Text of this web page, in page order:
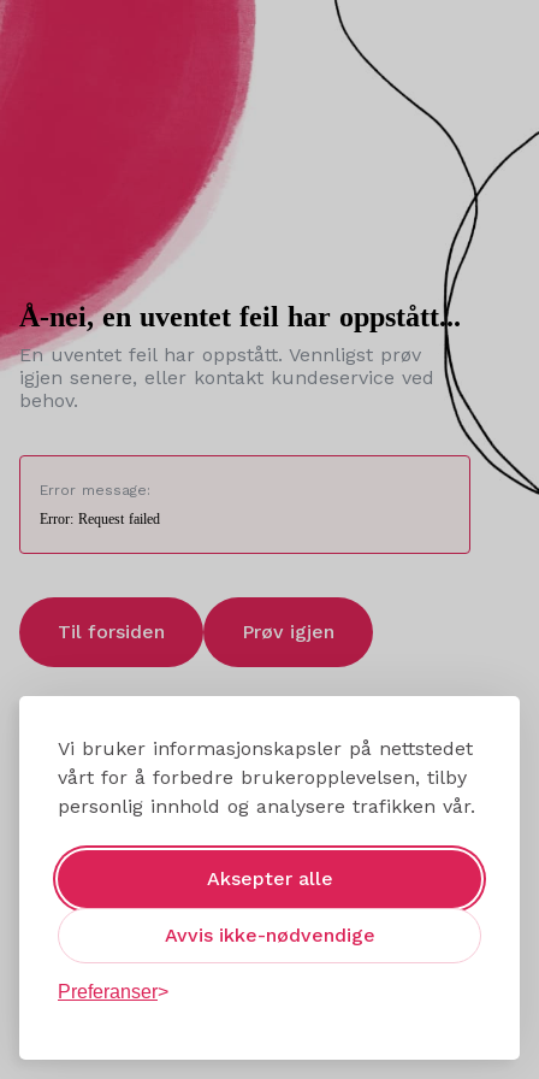
Vi bruker informasjonskapsler på nettstedet
vårt for å forbedre brukeropplevelsen, tilby
personlig innhold og analysere trafikken vår.
Aksepter alle
Avvis ikke-nødvendige
Preferanser
Å-nei, en uventet feil har oppstått...
En uventet feil har oppstått. Vennligst prøv
igjen senere, eller kontakt kundeservice ved
behov.
Error message:
Error: Request failed
Til forsiden Prøv igjen